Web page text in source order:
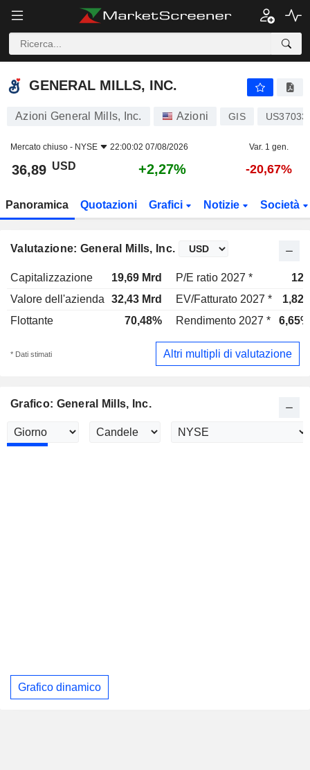
GENERAL MILLS, INC.
GENERAL MILLS, INC.
Azioni General Mills, Inc. Azioni GIS
Mercato chiuso - NYSE 22:00:02 07/08/2026 Var. 1 gen.
36,89 USD +2,27% -20,67%
Panoramica Quotazioni Grafici Notizie Società
Valutazione: General Mills, Inc.
Capitalizzazione 19,69 Mrd P/E ratio 2027 *
12x
Valore dell'azienda
32,43 Mrd EV/Fatturato 2027 *
1,82x
Flottante
70,48% Rendimento 2027 * 6,65%
* Dati stimati Altri multipli di valutazione
Grafico: General Mills, Inc.
Grafico dinamico